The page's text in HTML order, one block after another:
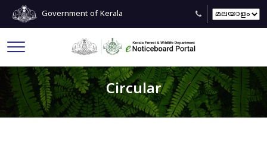
Government of Kerala
Circular